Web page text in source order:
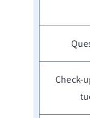
Check-